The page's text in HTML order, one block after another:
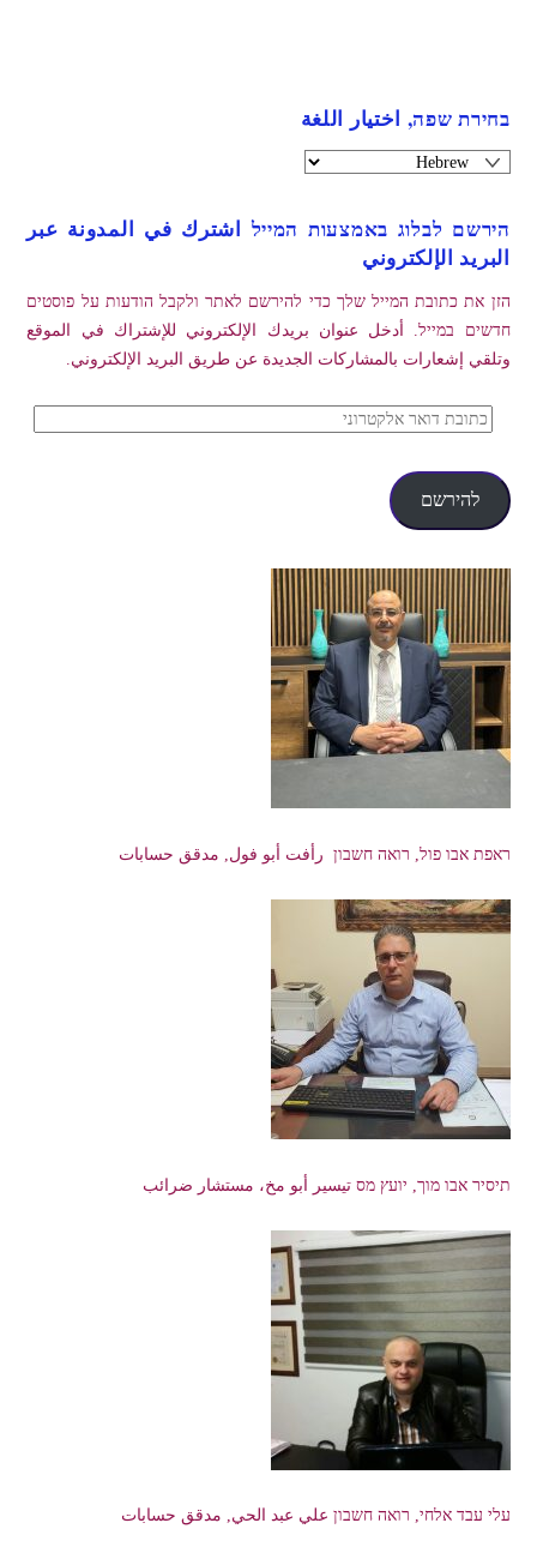
בחירת שפה, اختيار اللغة
הירשם לבלוג באמצעות המייל اشترك في المدونة عبر
البريد الإلكتروني
הזן את כתובת המייל שלך כדי להירשם לאתר ולקבל הודעות על פוסטים
חדשים במייל. أدخل عنوان بريدك الإلكتروني للإشتراك في الموقع
وتلقي إشعارات بالمشاركات الجديدة عن طريق البريد الإلكتروني.
כתובת
אלקטרוני
להירשם
ראפת אבו פול, רואה חשבון رأفت أبو فول, مدقق حسابات
תיסיר אבו מוך, יועץ מס تيسير أبو مخ، مستشار ضرائب
עלי עבד אלחי, רואה חשבון علي عبد الحي, مدقق حسابات